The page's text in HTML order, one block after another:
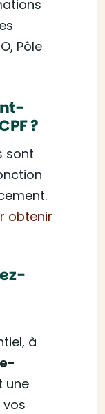
Pôle
?
sont
obtenir
à
e-
une